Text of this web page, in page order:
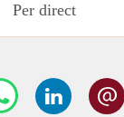
Per direct